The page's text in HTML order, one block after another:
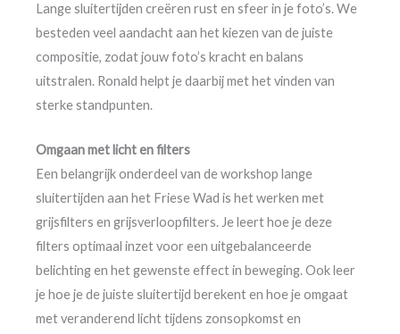
Lange sluitertijden creëren rust en sfeer in je foto’s. We
besteden veel aandacht aan het kiezen van de juiste
compositie, zodat jouw foto’s kracht en balans
uitstralen. Ronald helpt je daarbij met het vinden van
sterke standpunten.
Omgaan met licht en filters
Een belangrijk onderdeel van de workshop lange
sluitertijden aan het Friese Wad is het werken met
grijsfilters en grijsverloopfilters. Je leert hoe je deze
filters optimaal inzet voor een uitgebalanceerde
belichting en het gewenste effect in beweging. Ook leer
je hoe je de juiste sluitertijd berekent en hoe je omgaat
met veranderend licht tijdens zonsopkomst en